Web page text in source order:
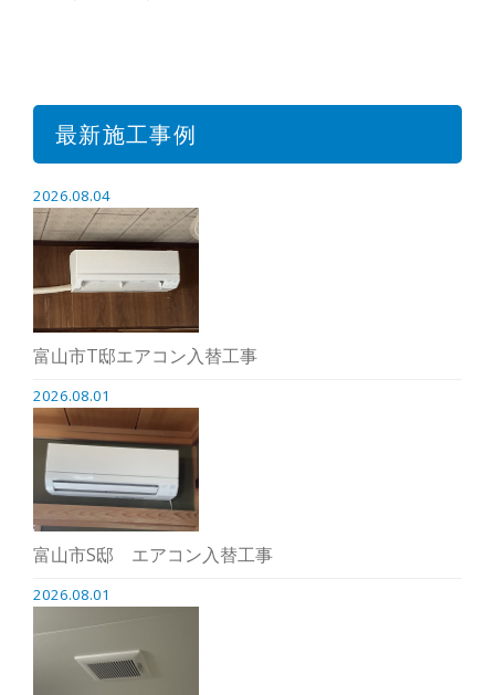
最新施工事例
2026.08.04
富山市T邸エアコン入替工事
2026.08.01
富山市S邸 エアコン入替工事
2026.08.01